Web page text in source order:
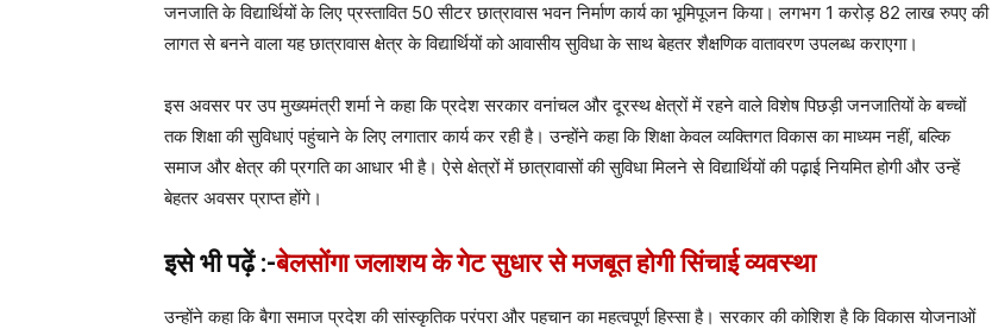
जनजाति के विद्यार्थियों के लिए प्रस्तावित 50 सीटर छात्रावास भवन निर्माण कार्य का भूमिपूजन किया। लगभग 1 करोड़ 82 लाख रुपए की
लागत से बनने वाला यह छात्रावास क्षेत्र के विद्यार्थियों को आवासीय सुविधा के साथ बेहतर शैक्षणिक वातावरण उपलब्ध कराएगा।
इस अवसर पर उप मुख्यमंत्री शर्मा ने कहा कि प्रदेश सरकार वनांचल और दूरस्थ क्षेत्रों में रहने वाले विशेष पिछड़ी जनजातियों के बच्चों
तक शिक्षा की सुविधाएं पहुंचाने के लिए लगातार कार्य कर रही है। उन्होंने कहा कि शिक्षा केवल व्यक्तिगत विकास का माध्यम नहीं, बल्कि
समाज और क्षेत्र की प्रगति का आधार भी है। ऐसे क्षेत्रों में छात्रावासों की सुविधा मिलने से विद्यार्थियों की पढ़ाई नियमित होगी और उन्हें
बेहतर अवसर प्राप्त होंगे।
इसे भी पढ़ें :-बेलसोंगा जलाशय के गेट सुधार से मजबूत होगी सिंचाई व्यवस्था
उन्होंने कहा कि बैगा समाज प्रदेश की सांस्कृतिक परंपरा और पहचान का महत्वपूर्ण हिस्सा है। सरकार की कोशिश है कि विकास योजनाओं